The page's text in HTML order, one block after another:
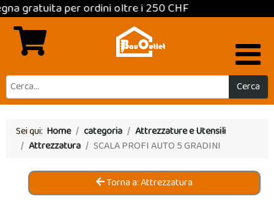
per ordini oltre i 250 CHF
Cerca
Sei qui: Home categoria
Attrezzature e Utensili
Attrezzatura
SCALA PROFI AUTO 5 GRADINI
Torna a: Attrezzatura